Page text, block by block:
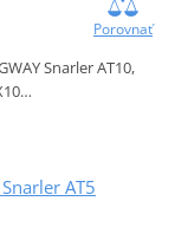
Porovnať
Snarler AT10,
AT5